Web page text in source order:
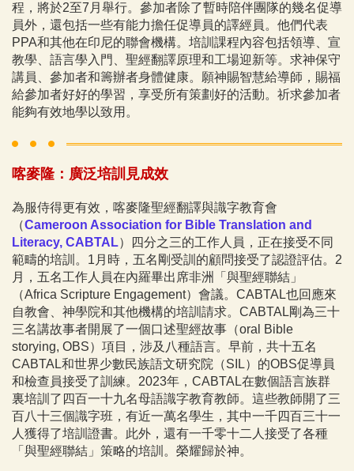
程，將於2至7月舉行。參加者除了暫時陪伴團隊的幾名促導
員外，還包括一些有能力擔任促導員的譯經員。他們代表
PPA和其他在印尼的聯會機構。培訓課程內容包括領導、宣
教學、語言學入門、聖經翻譯原理和工場迎新等。求神保守
講員、參加者和籌辦者身體健康。願神賜智慧給導師，賜福
給參加者好好的學習，享受所有策劃好的活動。祈求參加者
能夠有效地學以致用。
喀麥隆：廣泛培訓見成效
為服侍得更有效，喀麥隆聖經翻譯與識字教育會
（Cameroon Association for Bible Translation and
Literacy, CABTAL）四分之三的工作人員，正在接受不同
範疇的培訓。1月時，五名剛受訓的顧問接受了認證評估。2
月，五名工作人員在內羅畢出席非洲「與聖經聯結」
（Africa Scripture Engagement）會議。CABTAL也回應來
自教會、神學院和其他機構的培訓請求。CABTAL剛為三十
三名講故事者開展了一個口述聖經故事（oral Bible
storying, OBS）項目，涉及八種語言。早前，共十五名
CABTAL和世界少數民族語文研究院（SIL）的OBS促導員
和檢查員接受了訓練。2023年，CABTAL在數個語言族群
裏培訓了四百一十九名母語識字教育教師。這些教師開了三
百八十三個識字班，有近一萬名學生，其中一千四百三十一
人獲得了培訓證書。此外，還有一千零十二人接受了各種
「與聖經聯結」策略的培訓。榮耀歸於神。